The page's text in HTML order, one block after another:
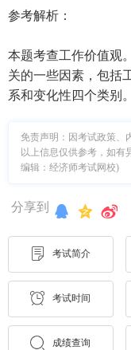
参考解析：
本题考查工作价值观
关的一些因素，包括
系和变化性四个类别。
免责声明：因考试政策、
以上信息仅供参考，如有
编辑：经济师考试网校)
分享到
考试简介
考试时间
成绩查询